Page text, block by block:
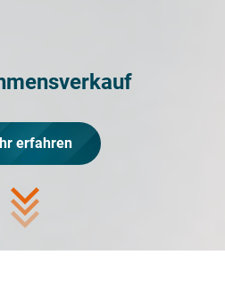
erfahren